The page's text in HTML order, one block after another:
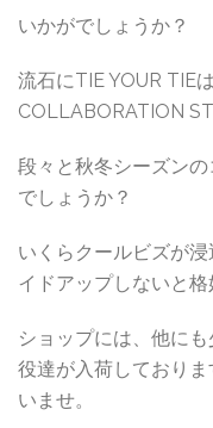
いかがでしょうか？
流石にTIE YOUR TIE
COLLABORATION
段々と秋冬シーズン
でしょうか？
いくらクールビズが
イドアップしないと格
ショップには、他に
役達が入荷しており
いませ。